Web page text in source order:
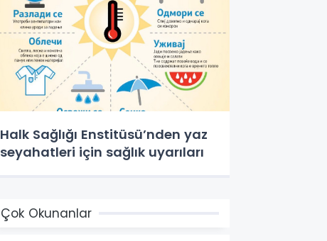
Halk Sağlığı Enstitüsü’nden yaz
seyahatleri için sağlık uyarıları
Çok Okunanlar